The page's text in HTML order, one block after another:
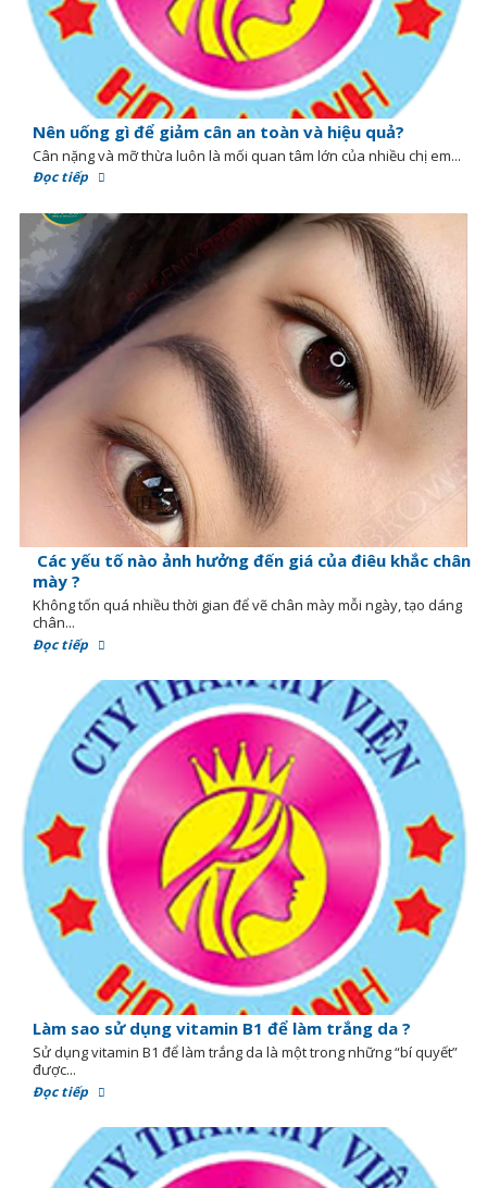
Nên uống gì để giảm cân an toàn và hiệu quả?
Cân nặng và mỡ thừa luôn là mối quan tâm lớn của nhiều chị em...
Đọc tiếp
Các yếu tố nào ảnh hưởng đến giá của điêu khắc chân
mày ?
Không tốn quá nhiều thời gian để vẽ chân mày mỗi ngày, tạo dáng
chân...
Đọc tiếp
Làm sao sử dụng vitamin B1 để làm trắng da ?
Sử dụng vitamin B1 để làm trắng da là một trong những “bí quyết”
được...
Đọc tiếp